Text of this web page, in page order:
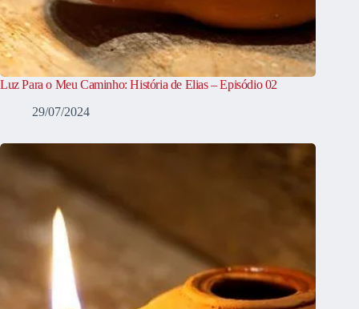
Luz Para o Meu Caminho: História de Elias – Episódio 02
29/07/2024